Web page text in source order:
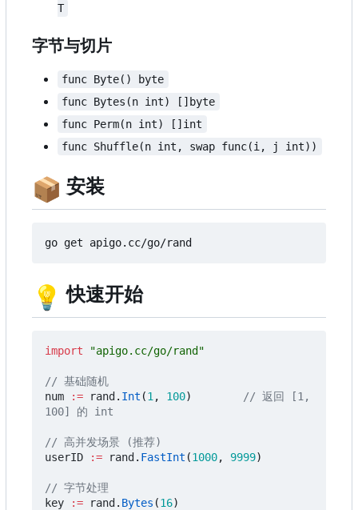
T
字节与切片
func Byte() byte
func Bytes(n int) []byte
func Perm(n int) []int
func Shuffle(n int, swap func(i, j int))
📦 安装
💡 快速开始
import "apigo.cc/go/rand"
// 基础随机
num
:= rand . Int (1, 100)
// 返回 [1,
100] 的 int
// 高并发场景 (推荐)
userID
:= rand . FastInt (1000, 9999)
// 字节处理
key
:= rand . Bytes (16)